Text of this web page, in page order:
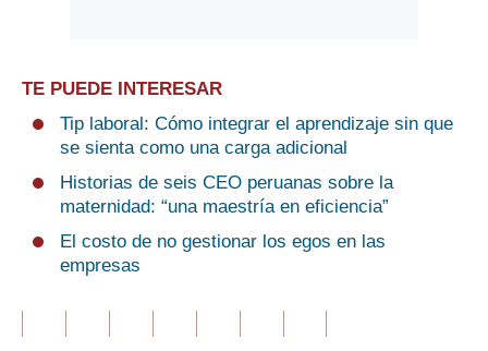
TE PUEDE INTERESAR
Tip laboral: Cómo integrar el aprendizaje sin que
se sienta como una carga adicional
Historias de seis CEO peruanas sobre la
maternidad: “una maestría en eficiencia”
El costo de no gestionar los egos en las
empresas